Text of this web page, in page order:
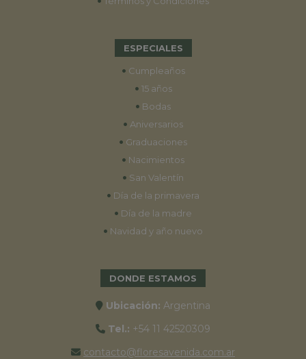
ESPECIALES
• Cumpleaños
• 15 años
• Bodas
• Aniversarios
• Graduaciones
• Nacimientos
• San Valentín
• Día de la primavera
• Día de la madre
• Navidad y año nuevo
DONDE ESTAMOS
Ubicación: Argentina
Tel.: +54 11 42520309
contacto@floresavenida.com.ar